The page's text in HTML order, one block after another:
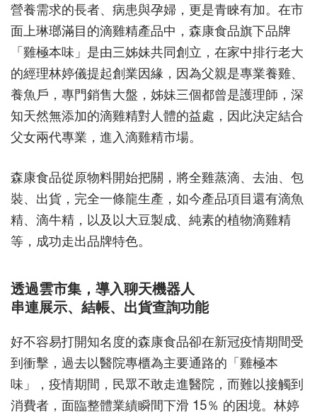
營養需求的長者、病患與孕婦，更是青睞有加。在市
面上琳瑯滿目的滴雞精產品中，森康食品旗下品牌
「雞極本味」是由三姊妹共同創立，在家中排行老大
的經理林婷儀提起創業因緣，因為父親是專業養雞、
養魚戶，專門銷售大盤，姊妹三個都曾是護理師，深
知天然無添加的滴雞精對人體的益處，因此決定結合
父女兩代專業，進入滴雞精市場。
森康食品從原物料開始把關，將全雞蒸滴、去油、包
裝、出貨，完全一條龍生產，如今產品項目還有滴魚
精、滴牛精，以及以大豆製成、純素的植物滴雞精
等，成功走出品牌特色。
透過雲市集，導入聊天機器人
串連展示、結帳、出貨查詢功能
好不容易打開知名度的森康食品卻在新冠疫情期間受
到衝擊，過去以醫院專櫃為主要通路的「雞極本
味」，疫情期間，民眾不敢走進醫院，而難以接觸到
消費者，面臨整體業績瞬間下滑 15％ 的困境。林婷